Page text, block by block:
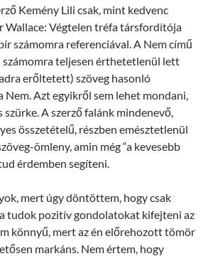
Kemény Lili csak, mint kedvenc
Wallace: Végtelen tréfa társfordítója
számomra referenciával. A Nem című
számomra teljesen érthetetlenül lett
erőltetett) szöveg hasonló
Nem. Azt egyikről sem lehet mondani,
szürke. A szerző falánk mindenevő,
összetételű, részben emésztetlenül
ömleny, amin még “a kevesebb
érdemben segíteni.
mert úgy döntöttem, hogy csak
tudok pozitív gondolatokat kifejteni az
könnyű, mert az én előrehozott tömör
markáns. Nem értem, hogy